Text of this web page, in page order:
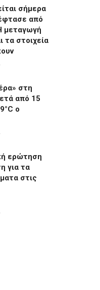
σήμερα
από
μεταγωγή
τα στοιχεία
στη
από 15
ο
ερώτηση
για τα
στις